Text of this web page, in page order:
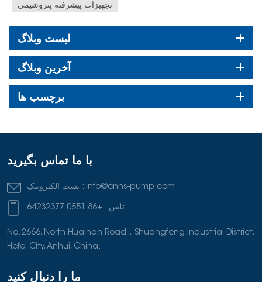
تجهیزات پیشرفته پتروشیمی
لیست وبلاگ
آخرین وبلاگ
برچسب ها
با ما تماس بگیرید
پست الکترونیک : info@cnhs-pump.com
تلفن : +86 0551-64232377
No. 2666, North Huainan Road，Shuangfeng Industrial District,
Hefei City, Anhui, China.
ما را دنبال کنید